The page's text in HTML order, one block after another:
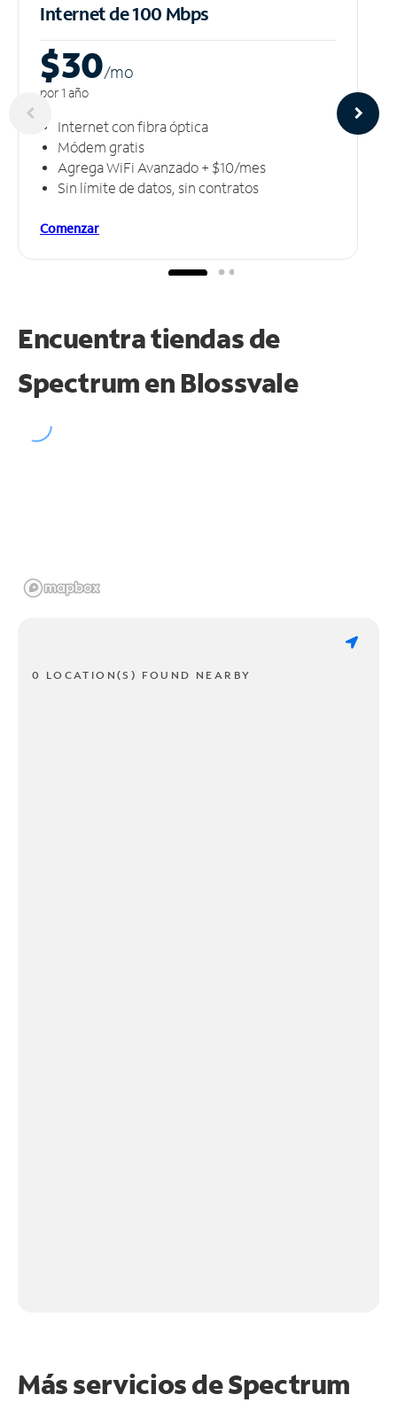
Internet de 100 Mbps
$30/mo
por 1 año
Internet con fibra óptica
Módem gratis
Agrega WiFi Avanzado + $10/mes
Sin límite de datos, sin contratos
Comenzar
Encuentra tiendas de
Spectrum en Blossvale
0 LOCATION(S) FOUND NEARBY
Más servicios de Spectrum